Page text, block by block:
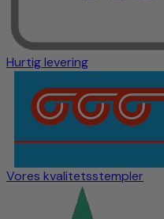
Hurtig levering
Vores kvalitetsstempler